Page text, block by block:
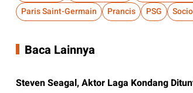
Paris Saint-Germain
Prancis PSG
Baca Lainnya
Steven Seagal, Aktor Laga Kondang